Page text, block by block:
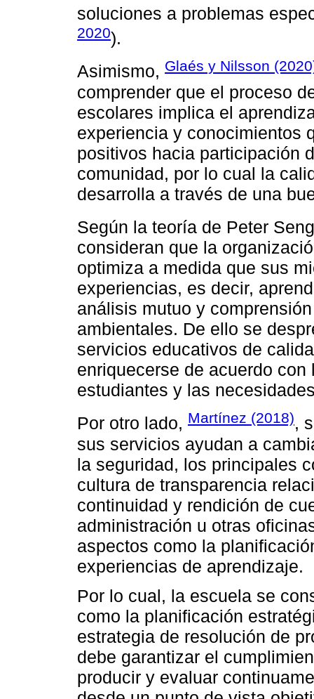
soluciones a problemas
2020).
Asimismo, Glaés y Nilsson
comprender que el proceso
escolares implica el
experiencia y conocimientos
positivos hacia participación
comunidad, por lo cual la
desarrolla a través de una
Según la teoría de Peter
consideran que la
optimiza a medida que sus
experiencias, es decir,
análisis mutuo y
ambientales. De ello se
servicios educativos de
enriquecerse de acuerdo
estudiantes y las
Por otro lado, Martínez (2018),
sus servicios ayudan a
la seguridad, los principales
cultura de transparencia
continuidad y rendición de
administración u otras
aspectos como la
experiencias de aprendizaje.
Por lo cual, la escuela se
como la planificación
estrategia de resolución de
debe garantizar el
producir y evaluar